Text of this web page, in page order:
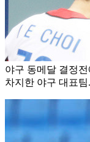
야구 동메달 결정
차지한 야구 대표팀.